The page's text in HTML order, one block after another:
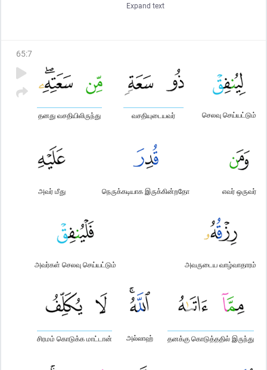
கர்ப்பமுடையவர்களாக இருந்தால், அவர்கள் பிரசவிக்கும் வரை,
ஆனால் (இது பற்றி) உங்களுக்குள் சிரமம் ஏற்பட்டால்
(அக்குழந்தைக்கு) மற்றொருத்தி பால் கொடுக்கலாம்.
Expand text
65:7
செலவு செய்யட்டும்
வசதியுடையவர்
தனது வசதியிலிருந்து
எவர் ஒருவர்
நெருக்கடியாக இருக்கின்றதோ
அவர் மீது
அவருடைய வாழ்வாதாரம்
அவர்கள் செலவு செய்யட்டும்
தனக்கு கொடுத்ததில் இருந்து
அல்லாஹ்
சிரமம் கொடுக்க மாட்டான்